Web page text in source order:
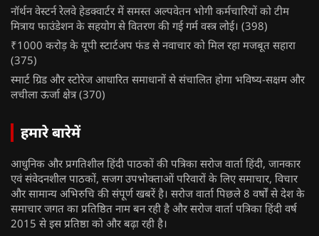
नॉर्थन वेस्टर्न रेलवे हेडक्वार्टर में समस्त अल्पवेतन भोगी कर्मचारियों को टीम
मित्राय फाउंडेशन के सहयोग से वितरण की गई गर्म वस्त्र लोई। (398)
₹1000 करोड़ के यूपी स्टार्टअप फंड से नवाचार को मिल रहा मजबूत सहारा
(375)
स्मार्ट ग्रिड और स्टोरेज आधारित समाधानों से संचालित होगा भविष्य-सक्षम और
लचीला ऊर्जा क्षेत्र (370)
हमारे बारेमें
आधुनिक और प्रगतिशील हिंदी पाठकों की पत्रिका सरोज वार्ता हिंदी, जानकार
एवं संवेदनशील पाठकों, सजग उपभोक्ताओं परिवारों के लिए समाचार, विचार
और सामान्य अभिरुचि की संपूर्ण खबरें है। सरोज वार्ता पिछले 8 वर्षों से देश के
समाचार जगत का प्रतिष्ठित नाम बन रही है और सरोज वार्ता पत्रिका हिंदी वर्ष
2015 से इस प्रतिष्ठा को और बढ़ा रही है।